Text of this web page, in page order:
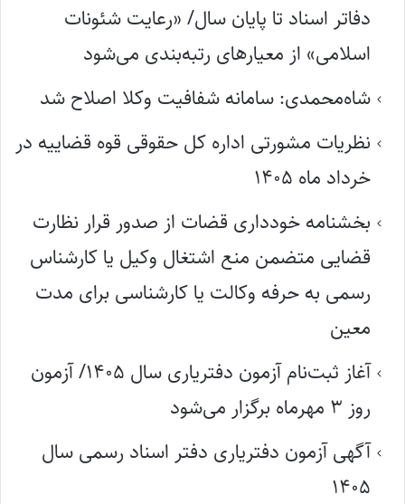
دفاتر اسناد تا پایان سال/ «رعایت شئونات
اسلامی» از معیارهای رتبه‌بندی می‌شود
شاه‌محمدی: سامانه شفافیت وکلا اصلاح شد
نظریات مشورتی اداره کل حقوقی قوه قضاییه در
خرداد ماه ۱۴۰۵
بخشنامه خودداری قضات از صدور قرار نظارت
قضایی متضمن منع اشتغال وکیل یا کارشناس
رسمی به حرفه وکالت یا کارشناسی برای مدت
معین
آغاز ثبت‌نام آزمون دفتریاری سال ۱۴۰۵/ آزمون
روز ۳ مهرماه برگزار می‌شود
آگهی آزمون دفتریاری دفتر اسناد رسمی سال
۱۴۰۵